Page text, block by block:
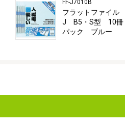
FF-J7010B
フラットファイル
J B5・S型 10冊
パック ブルー